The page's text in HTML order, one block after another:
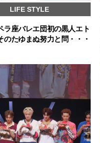
LIFE STYLE
ラ座バレエ団初の黒人エト
のたゆまぬ努力と問・・・